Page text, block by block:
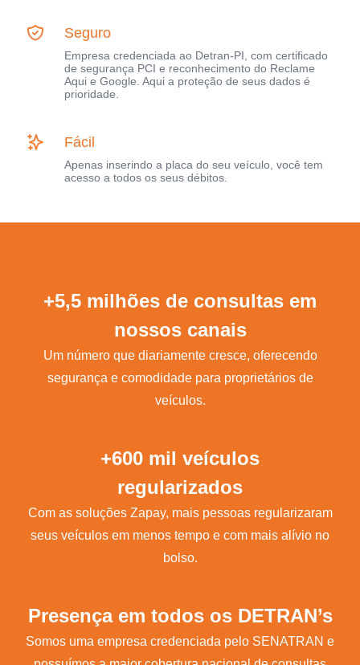
Seguro
Empresa credenciada ao Detran-PI, com certificado
de segurança PCI e reconhecimento do Reclame
Aqui e Google. Aqui a proteção de seus dados é
prioridade.
Fácil
Apenas inserindo a placa do seu veículo, você tem
acesso a todos os seus débitos.
+5,5 milhões de consultas em
nossos canais
Um número que diariamente cresce, oferecendo
segurança e comodidade para proprietários de
veículos.
+600 mil veículos
regularizados
Com as soluções Zapay, mais pessoas regularizaram
seus veículos em menos tempo e com mais alívio no
bolso.
Presença em todos os DETRAN’s
Somos uma empresa credenciada pelo SENATRAN e